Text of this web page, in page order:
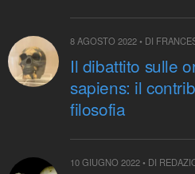
8 AGOSTO 2022 • DI
Il dibattito sulle
sapiens: il
filosofia
10 GIUGNO 2022 • DI